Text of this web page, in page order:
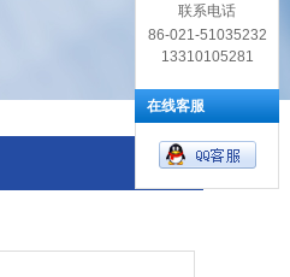
联系电话
86-021-51035232
13310105281
在线客服